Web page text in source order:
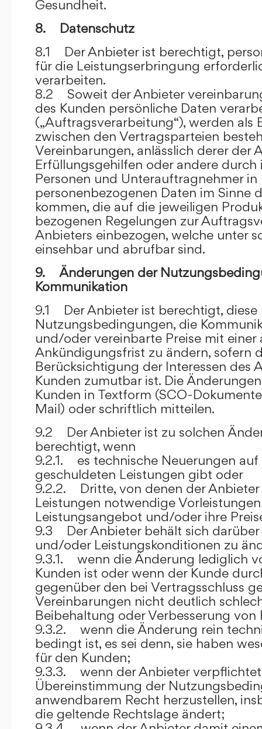
Gesundheit.
8. Datenschutz
8.1 Der Anbieter ist berechtigt,
für die Leistungserbringung
verarbeiten.
8.2 Soweit der Anbieter
des Kunden persönliche Daten
(„Auftragsverarbeitung“), werden als
zwischen den Vertragsparteien
Vereinbarungen, anlässlich derer der
Erfüllungsgehilfen oder andere
Personen und Unterauftragnehmer
personenbezogenen Daten im Sinne
kommen, die auf die jeweiligen
bezogenen Regelungen zur
Anbieters einbezogen, welche unter
einsehbar und abrufbar sind.
9. Änderungen der
Kommunikation
9.1 Der Anbieter ist berechtigt, diese
Nutzungsbedingungen, die
und/oder vereinbarte Preise mit einer
Ankündigungsfrist zu ändern, sofern
Berücksichtigung der Interessen des
Kunden zumutbar ist. Die
Kunden in Textform (SCO-
Mail) oder schriftlich mitteilen.
9.2 Der Anbieter ist zu solchen
berechtigt, wenn
9.2.1. es technische Neuerungen
geschuldeten Leistungen gibt oder
9.2.2. Dritte, von denen der Anbieter
Leistungen notwendige
Leistungsangebot und/oder ihre
9.3 Der Anbieter behält sich darüber
und/oder Leistungskonditionen zu
9.3.1. wenn die Änderung lediglich
Kunden ist oder wenn der Kunde
gegenüber den bei Vertragsschluss
Vereinbarungen nicht deutlich
Beibehaltung oder Verbesserung
9.3.2. wenn die Änderung rein
bedingt ist, es sei denn, sie haben
für den Kunden;
9.3.3. wenn der Anbieter verpflichtet
Übereinstimmung der
anwendbarem Recht herzustellen,
die geltende Rechtslage ändert;